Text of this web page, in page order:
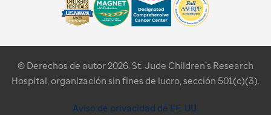
© Derechos de autor 2026. St. Jude Children’s Research
Hospital, organización sin fines de lucro, sección 501(c)(3).
Aviso de privacidad de EE. UU.